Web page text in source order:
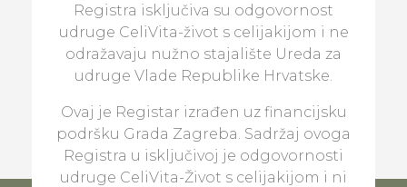
Registra isključiva su odgovornost
udruge CeliVita-život s celijakijom i ne
odražavaju nužno stajalište Ureda za
udruge Vlade Republike Hrvatske.
Ovaj je Registar izrađen uz financijsku
podršku Grada Zagreba. Sadržaj ovoga
Registra u isključivoj je odgovornosti
udruge CeliVita-Život s celijakijom i ni